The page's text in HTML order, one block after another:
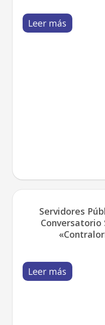
Leer más
Servidores
Conversatorio
Leer más